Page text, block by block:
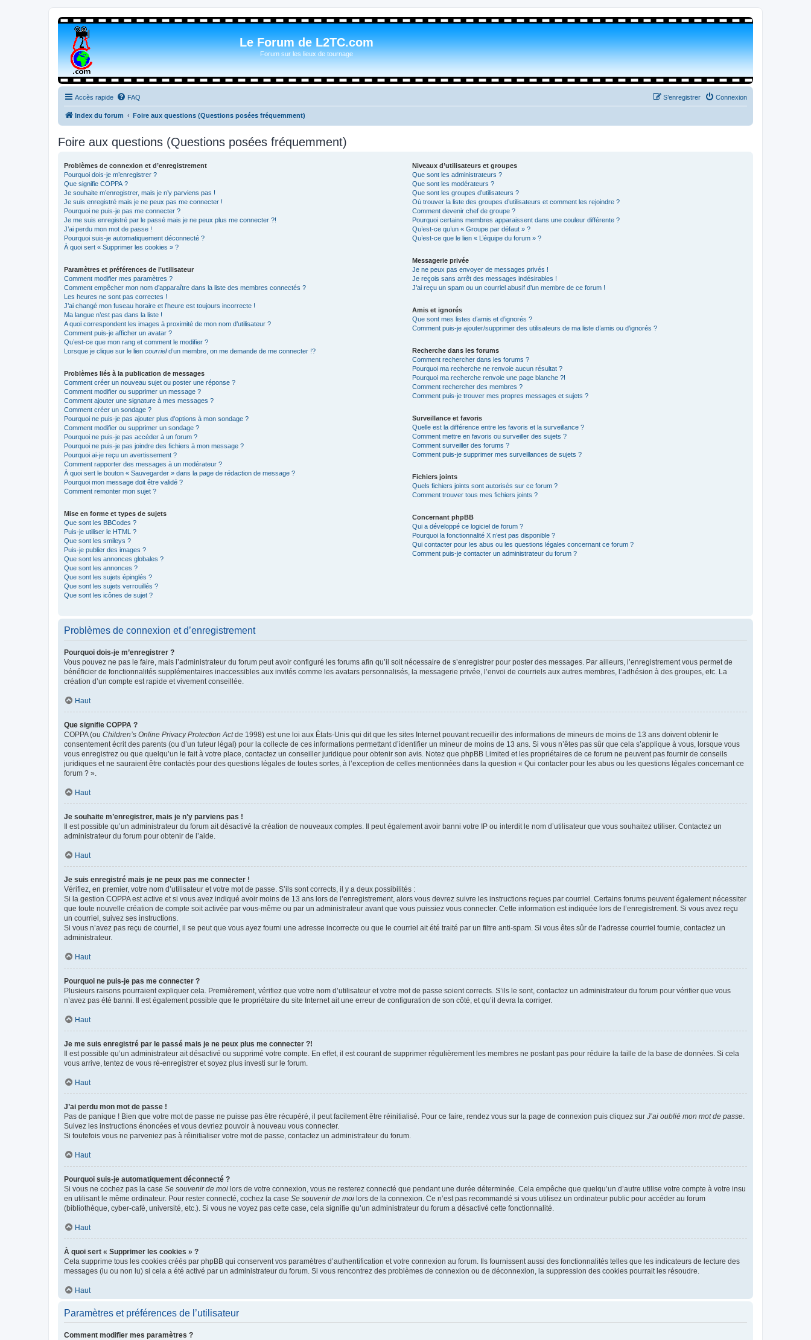
Le Forum de L2TC.com
Forum sur les lieux de tournage
Accès rapide FAQ Connexion
S’enregistrer
Index du forum Foire aux questions (Questions posées fréquemment)
Foire aux questions (Questions posées fréquemment)
Problèmes de connexion et d’enregistrement
Pourquoi dois-je m’enregistrer ?
Que signifie COPPA ?
Je souhaite m’enregistrer, mais je n’y parviens pas !
Je suis enregistré mais je ne peux pas me connecter !
Pourquoi ne puis-je pas me connecter ?
Je me suis enregistré par le passé mais je ne peux plus me connecter ?!
J’ai perdu mon mot de passe !
Pourquoi suis-je automatiquement déconnecté ?
À quoi sert « Supprimer les cookies » ?
Paramètres et préférences de l’utilisateur
Comment modifier mes paramètres ?
Comment empêcher mon nom d’apparaître dans la liste des membres connectés ?
Les heures ne sont pas correctes !
J’ai changé mon fuseau horaire et l’heure est toujours incorrecte !
Ma langue n’est pas dans la liste !
A quoi correspondent les images à proximité de mon nom d’utilisateur ?
Comment puis-je afficher un avatar ?
Qu’est-ce que mon rang et comment le modifier ?
Lorsque je clique sur le lien courrield’un membre, on me demande de me connecter !?
Problèmes liés à la publication de messages
Comment créer un nouveau sujet ou poster une réponse ?
Comment modifier ou supprimer un message ?
Comment ajouter une signature à mes messages ?
Comment créer un sondage ?
Pourquoi ne puis-je pas ajouter plus d’options à mon sondage ?
Comment modifier ou supprimer un sondage ?
Pourquoi ne puis-je pas accéder à un forum ?
Pourquoi ne puis-je pas joindre des fichiers à mon message ?
Pourquoi ai-je reçu un avertissement ?
Comment rapporter des messages à un modérateur ?
À quoi sert le bouton « Sauvegarder » dans la page de rédaction de message ?
Pourquoi mon message doit être validé ?
Comment remonter mon sujet ?
Mise en forme et types de sujets
Que sont les BBCodes ?
Puis-je utiliser le HTML ?
Que sont les smileys ?
Puis-je publier des images ?
Que sont les annonces globales ?
Que sont les annonces ?
Que sont les sujets épinglés ?
Que sont les sujets verrouillés ?
Que sont les icônes de sujet ?
Niveaux d’utilisateurs et groupes
Que sont les administrateurs ?
Que sont les modérateurs ?
Que sont les groupes d’utilisateurs ?
Où trouver la liste des groupes d’utilisateurs et comment les rejoindre ?
Comment devenir chef de groupe ?
Pourquoi certains membres apparaissent dans une couleur différente ?
Qu’est-ce qu’un « Groupe par défaut » ?
Qu’est-ce que le lien « L’équipe du forum » ?
Messagerie privée
Je ne peux pas envoyer de messages privés !
Je reçois sans arrêt des messages indésirables !
J’ai reçu un spam ou un courriel abusif d’un membre de ce forum !
Amis et ignorés
Que sont mes listes d’amis et d’ignorés ?
Comment puis-je ajouter/supprimer des utilisateurs de ma liste d’amis ou d’ignorés ?
Recherche dans les forums
Comment rechercher dans les forums ?
Pourquoi ma recherche ne renvoie aucun résultat ?
Pourquoi ma recherche renvoie une page blanche ?!
Comment rechercher des membres ?
Comment puis-je trouver mes propres messages et sujets ?
Surveillance et favoris
Quelle est la différence entre les favoris et la surveillance ?
Comment mettre en favoris ou surveiller des sujets ?
Comment surveiller des forums ?
Comment puis-je supprimer mes surveillances de sujets ?
Fichiers joints
Quels fichiers joints sont autorisés sur ce forum ?
Comment trouver tous mes fichiers joints ?
Concernant phpBB
Qui a développé ce logiciel de forum ?
Pourquoi la fonctionnalité X n’est pas disponible ?
Qui contacter pour les abus ou les questions légales concernant ce forum ?
Comment puis-je contacter un administrateur du forum ?
Problèmes de connexion et d’enregistrement
Pourquoi dois-je m’enregistrer ?
Vous pouvez ne pas le faire, mais l’administrateur du forum peut avoir configuré les forums afin qu’il soit nécessaire de s’enregistrer pour poster des messages. Par ailleurs, l’enregistrement vous permet de
bénéficier de fonctionnalités supplémentaires inaccessibles aux invités comme les avatars personnalisés, la messagerie privée, l’envoi de courriels aux autres membres, l’adhésion à des groupes, etc. La
création d’un compte est rapide et vivement conseillée.
Haut
Que signifie COPPA ?
COPPA (ou Children’s Online Privacy Protection Actde 1998) est une loi aux États-Unis qui dit que les sites Internet pouvant recueillir des informations de mineurs de moins de 13 ans doivent obtenir le
consentement écrit des parents (ou d’un tuteur légal) pour la collecte de ces informations permettant d’identifier un mineur de moins de 13 ans. Si vous n’êtes pas sûr que cela s’applique à vous, lorsque vous
vous enregistrez ou que quelqu’un le fait à votre place, contactez un conseiller juridique pour obtenir son avis. Notez que phpBB Limited et les propriétaires de ce forum ne peuvent pas fournir de conseils
juridiques et ne sauraient être contactés pour des questions légales de toutes sortes, à l’exception de celles mentionnées dans la question « Qui contacter pour les abus ou les questions légales concernant ce
forum ? ».
Haut
Je souhaite m’enregistrer, mais je n’y parviens pas !
Il est possible qu’un administrateur du forum ait désactivé la création de nouveaux comptes. Il peut également avoir banni votre IP ou interdit le nom d’utilisateur que vous souhaitez utiliser. Contactez un
administrateur du forum pour obtenir de l’aide.
Haut
Je suis enregistré mais je ne peux pas me connecter !
Vérifiez, en premier, votre nom d’utilisateur et votre mot de passe. S’ils sont corrects, il y a deux possibilités :
Si la gestion COPPA est active et si vous avez indiqué avoir moins de 13 ans lors de l’enregistrement, alors vous devrez suivre les instructions reçues par courriel. Certains forums peuvent également nécessiter
que toute nouvelle création de compte soit activée par vous-même ou par un administrateur avant que vous puissiez vous connecter. Cette information est indiquée lors de l’enregistrement. Si vous avez reçu
un courriel, suivez ses instructions.
Si vous n’avez pas reçu de courriel, il se peut que vous ayez fourni une adresse incorrecte ou que le courriel ait été traité par un filtre anti-spam. Si vous êtes sûr de l’adresse courriel fournie, contactez un
administrateur.
Haut
Pourquoi ne puis-je pas me connecter ?
Plusieurs raisons pourraient expliquer cela. Premièrement, vérifiez que votre nom d’utilisateur et votre mot de passe soient corrects. S’ils le sont, contactez un administrateur du forum pour vérifier que vous
n’avez pas été banni. Il est également possible que le propriétaire du site Internet ait une erreur de configuration de son côté, et qu’il devra la corriger.
Haut
Je me suis enregistré par le passé mais je ne peux plus me connecter ?!
Il est possible qu’un administrateur ait désactivé ou supprimé votre compte. En effet, il est courant de supprimer régulièrement les membres ne postant pas pour réduire la taille de la base de données. Si cela
vous arrive, tentez de vous ré-enregistrer et soyez plus investi sur le forum.
Haut
J’ai perdu mon mot de passe !
Pas de panique ! Bien que votre mot de passe ne puisse pas être récupéré, il peut facilement être réinitialisé. Pour ce faire, rendez vous sur la page de connexion puis cliquez sur J’ai oublié mon mot de passe.
Suivez les instructions énoncées et vous devriez pouvoir à nouveau vous connecter.
Si toutefois vous ne parveniez pas à réinitialiser votre mot de passe, contactez un administrateur du forum.
Haut
Pourquoi suis-je automatiquement déconnecté ?
Si vous ne cochez pas la case Se souvenir de moi lors de votre connexion, vous ne resterez connecté que pendant une durée déterminée. Cela empêche que quelqu’un d’autre utilise votre compte à votre insu
en utilisant le même ordinateur. Pour rester connecté, cochez la case Se souvenir de moi lors de la connexion. Ce n’est pas recommandé si vous utilisez un ordinateur public pour accéder au forum
(bibliothèque, cyber-café, université, etc.). Si vous ne voyez pas cette case, cela signifie qu’un administrateur du forum a désactivé cette fonctionnalité.
Haut
À quoi sert « Supprimer les cookies » ?
Cela supprime tous les cookies créés par phpBB qui conservent vos paramètres d’authentification et votre connexion au forum. Ils fournissent aussi des fonctionnalités telles que les indicateurs de lecture des
messages (lu ou non lu) si cela a été activé par un administrateur du forum. Si vous rencontrez des problèmes de connexion ou de déconnexion, la suppression des cookies pourrait les résoudre.
Haut
Paramètres et préférences de l’utilisateur
Comment modifier mes paramètres ?